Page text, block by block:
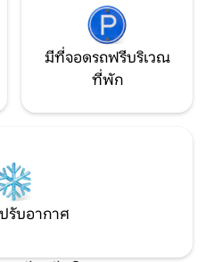
มีที่จอดรถฟรีบริเวณ
ที่พัก
รับอากาศ